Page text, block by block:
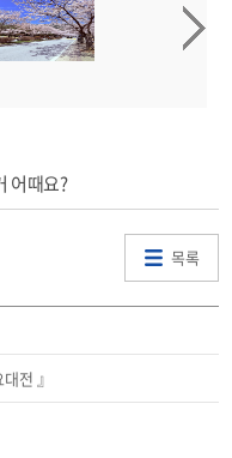
어때요?
목록
전 』